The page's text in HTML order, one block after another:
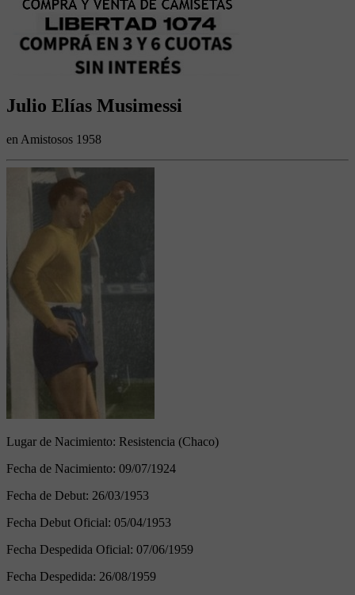
Julio Elías Musimessi
en Amistosos 1958
Lugar de Nacimiento: Resistencia (Chaco)
Fecha de Nacimiento: 09/07/1924
Fecha de Debut: 26/03/1953
Fecha Debut Oficial: 05/04/1953
Fecha Despedida Oficial: 07/06/1959
Fecha Despedida: 26/08/1959